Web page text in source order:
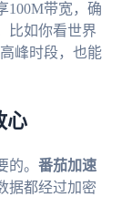
100M带宽，确
比如你看世界
峰时段，也能
心
。 番茄加速
据都经过加密